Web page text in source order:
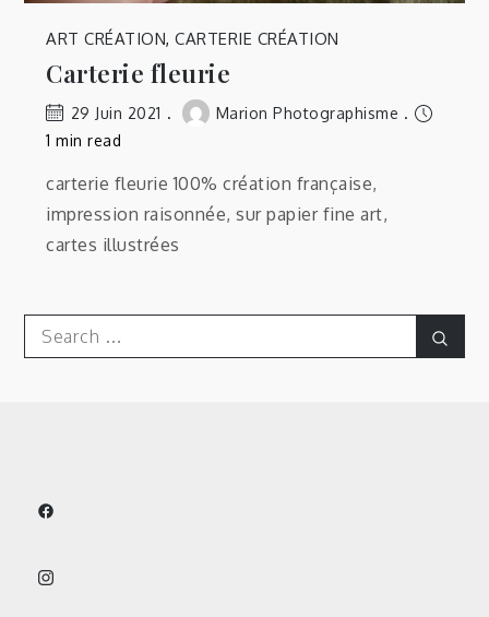
ART CRÉATION,CARTERIE CRÉATION
Carterie fleurie
29 Juin 2021
Marion Photographisme
1 min read
carterie fleurie 100% création française,
impression raisonnée, sur papier fine art,
cartes illustrées
Search
for: